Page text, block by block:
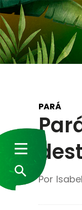
PARÁ
Por